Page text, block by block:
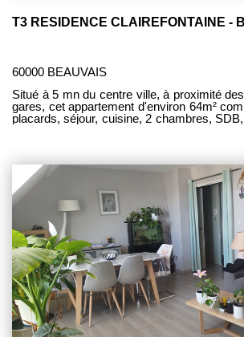
T3 RESIDENCE CLAIREFONTAINE -
60000 BEAUVAIS
Situé à 5 mn du centre ville, à proximité
gares, cet appartement d'environ 64m²
placards, séjour, cuisine, 2 chambres,